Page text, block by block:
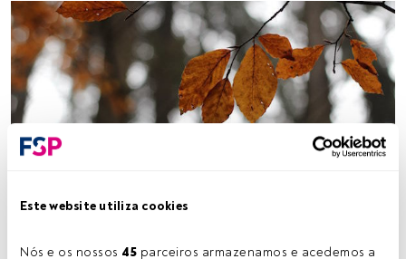
Este website utiliza cookies
Nós e os nossos 45 parceiros armazenamos e acedemos a
Photo by Claus Grünstäudl on Unsplash